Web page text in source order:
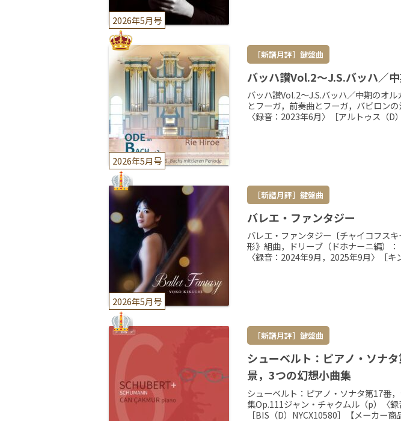
2026年5月号
2026年5月号
［新譜月評］鍵盤曲
バッハ讃Vol.2～J.S.バッハ／
バッハ讃Vol.2～J.S.バッハ／中期のオ
とフーガ，前奏曲とフーガ，バビロン
〈録音：2023年6月〉［アルトゥス（D
2026年5月号
［新譜月評］鍵盤曲
バレエ・ファンタジー
バレエ・ファンタジー〔チャイコフス
形》組曲，ドリーブ（ドホナーニ編）
〈録音：2024年9月，2025年9月〉［キ
［新譜月評］鍵盤曲
シューベルト：ピアノ・ソナ
景，3つの幻想小曲集
シューベルト：ピアノ・ソナタ第17番
集Op.111ジャン・チャクムル（p）〈
［BIS（D）NYCX10580］【メーカー商